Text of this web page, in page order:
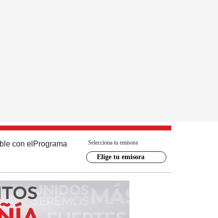
con el Programa Selecciona tu emisora
Elige tu emisora